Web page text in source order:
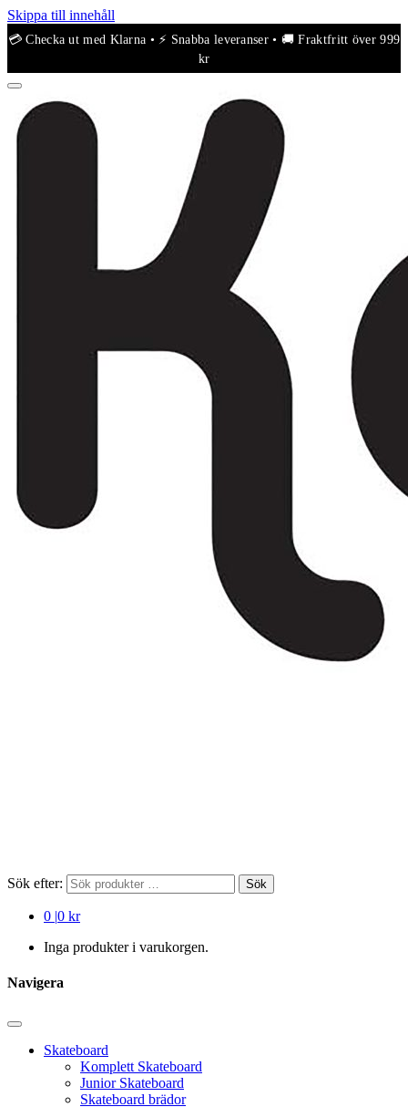
Skippa till innehåll
Sök efter: Sök
0 |0 kr
Inga produkter i varukorgen.
Navigera
Skateboard
Komplett Skateboard
Junior Skateboard
Skateboard brädor